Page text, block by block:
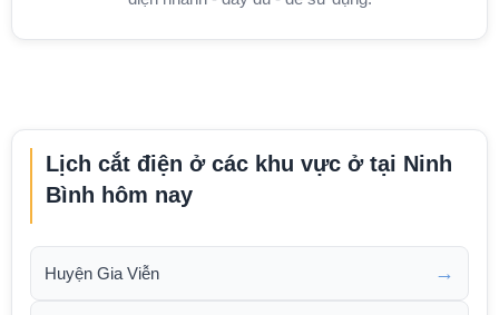
Lịch cắt điện ở các khu vực ở tại Ninh
Bình hôm nay
Huyện Gia Viễn →